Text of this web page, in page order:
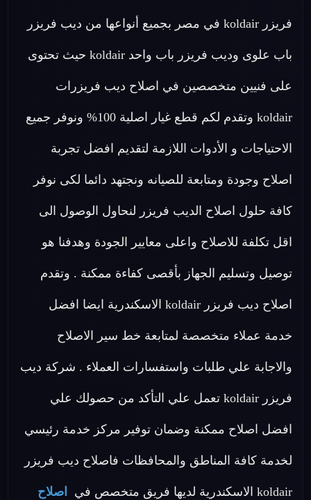
فريزر koldair في مصر بجميع أنواعها من ديب فريزر
باب علوى وديب فريزر باب واحد koldair حيث تحتوى
على فنيين متخصصين في اصلاح ديب فريزرات
koldair وتقدم لكم قطع غيار اصلية 100% ونوفر جميع
الاحتياجات و الأدوات اللازمة لتقديم افضل تجربة
اصلاح وجودة ومتابعة للصيانه ونجتهد دائما لكى نوفر
كافة حلول اصلاح الديب فريزر لنحاول الوصول الى
اقل تكلفة للاصلاح واعلى معايير الجودة وهدفنا هو
توصيل وتسليم الجهاز بأقصى كفاءة ممكنة . وتقدم
اصلاح ديب فريزر koldair الاسكندرية ايضا افضل
خدمة عملاء متخصصة لمتابعة خط سير الاصلاح
والاجابة علي طلبات واستفسارات العملاء . شركة ديب
فريزر koldair تعمل علي التأكد من حصولك علي
افضل اصلاح ممكنة وضمان توفير مركز خدمة رئيسي
لخدمة كافة المناطق والمحافظات فاصلاح ديب فريزر
koldair الاسكندرية لديها فريق متخصص في اصلاح